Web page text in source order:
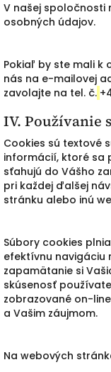
V našej spoločnosti
osobných údajov.
Pokiaľ by ste mali k
nás na e-mailovej
zavolajte na tel. č.
IV. Používanie
Cookies sú textové
informácií, ktoré sa
sťahujú do Vášho
pri každej ďalšej
stránku alebo inú
Súbory cookies
efektívnu navigáciu
zapamätanie si
skúsenosť
zobrazované on-
a Vašim záujmom.
Na webových